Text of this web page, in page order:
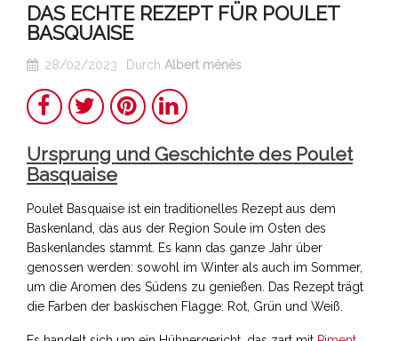
DAS ECHTE REZEPT FÜR POULET
BASQUAISE
28/02/2023 Durch Albert ménès
Ursprung und Geschichte des Poulet
Basquaise
Poulet Basquaise ist ein traditionelles Rezept aus dem
Baskenland, das aus der Region Soule im Osten des
Baskenlandes stammt. Es kann das ganze Jahr über
genossen werden: sowohl im Winter als auch im Sommer,
um die Aromen des Südens zu genießen. Das Rezept trägt
die Farben der baskischen Flagge: Rot, Grün und Weiß.